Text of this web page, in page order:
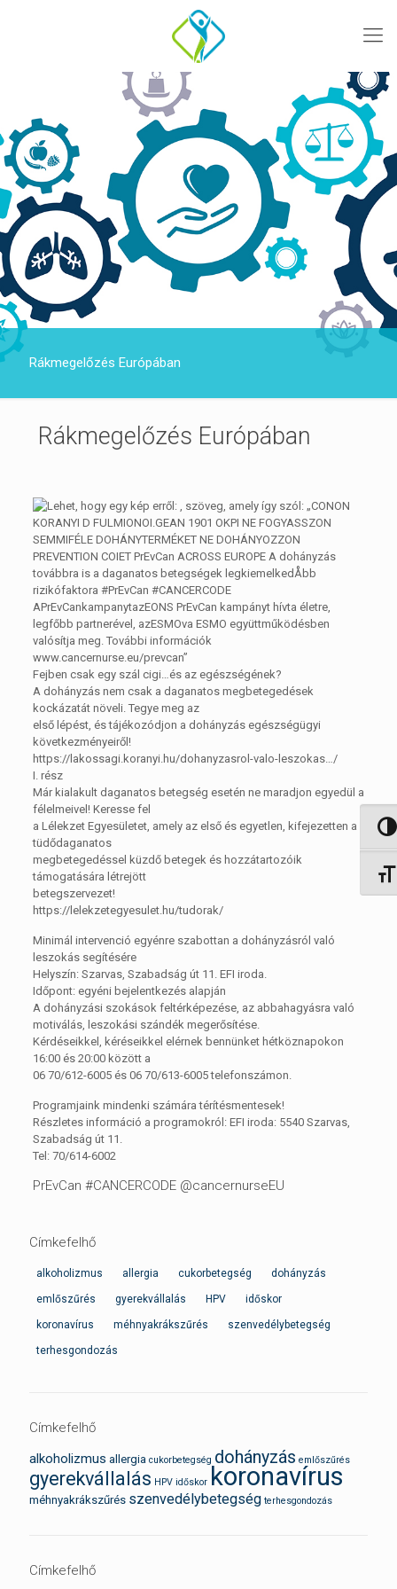
Rákmegelőzés Európában
Rákmegelőzés Európában
Fejben csak egy szál cigi…és az egészségének?
A dohányzás nem csak a daganatos megbetegedések
kockázatát növeli. Tegye meg az
első lépést, és tájékozódjon a dohányzás egészségügyi
következményeiről!
https://lakossagi.koranyi.hu/dohanyzasrol-valo-leszokas…/
I. rész
Már kialakult daganatos betegség esetén ne maradjon egyedül a
félelmeivel! Keresse fel
a Lélekzet Egyesületet, amely az első és egyetlen, kifejezetten a
tüdődaganatos
megbetegedéssel küzdő betegek és hozzátartozóik
támogatására létrejött
betegszervezet!
https://lelekzetegyesulet.hu/tudorak/
Minimál intervenció egyénre szabottan a dohányzásról való
leszokás segítésére
Helyszín: Szarvas, Szabadság út 11. EFI iroda.
Időpont: egyéni bejelentkezés alapján
A dohányzási szokások feltérképezése, az abbahagyásra való
motiválás, leszokási szándék megerősítése.
Kérdéseikkel, kéréseikkel elérnek bennünket hétköznapokon
16:00 és 20:00 között a
06 70/612-6005 és 06 70/613-6005 telefonszámon.
Programjaink mindenki számára térítésmentesek!
Részletes információ a programokról: EFI iroda: 5540 Szarvas,
Szabadság út 11.
Tel: 70/614-6002
PrEvCan #CANCERCODE @cancernurseEU
Címkefelhő
alkoholizmus allergia cukorbetegség dohányzás
emlőszűrés gyerekvállalás HPV időskor
koronavírus méhnyakrákszűrés szenvedélybetegség
terhesgondozás
Címkefelhő
alkoholizmus allergia cukorbetegség dohányzás emlőszűrés
gyerekvállalás HPV időskor koronavírus
méhnyakrákszűrés szenvedélybetegség terhesgondozás
Címkefelhő